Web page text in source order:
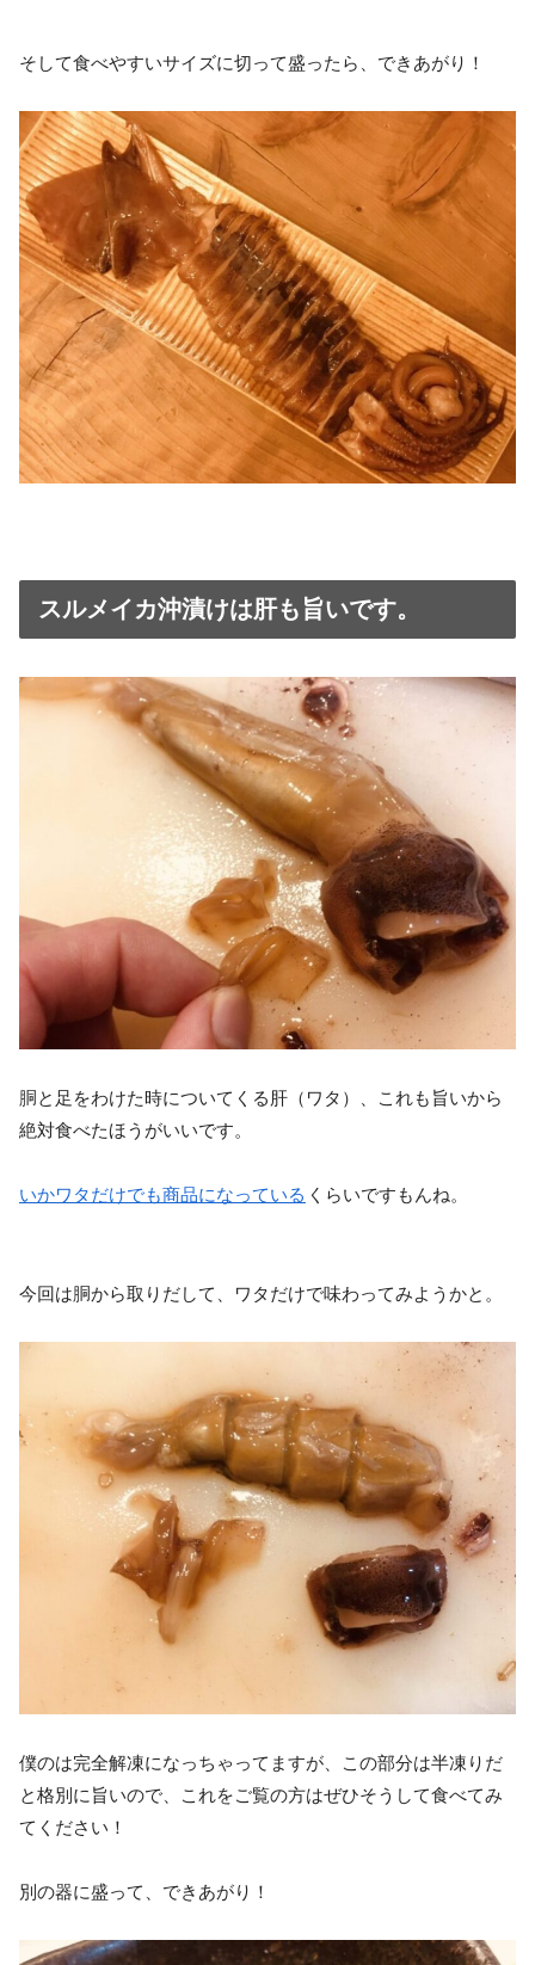
そして食べやすいサイズに切って盛ったら、できあがり！
スルメイカ沖漬けは肝も旨いです。
胴と足をわけた時についてくる肝（ワタ）、これも旨いから
絶対食べたほうがいいです。
いかワタだけでも商品になっている くらいですもんね。
今回は胴から取りだして、ワタだけで味わってみようかと。
僕のは完全解凍になっちゃってますが、この部分は半凍りだ
と格別に旨いので、これをご覧の方はぜひそうして食べてみ
てください！
別の器に盛って、できあがり！